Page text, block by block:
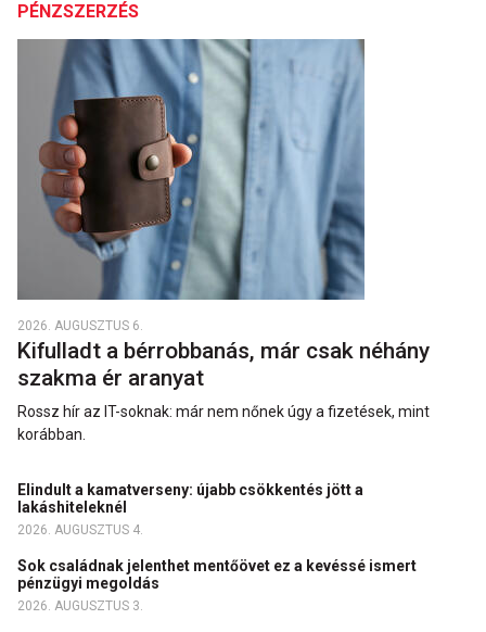
PÉNZSZERZÉS
2026. AUGUSZTUS 6.
Kifulladt a bérrobbanás, már csak néhány
szakma ér aranyat
Rossz hír az IT-soknak: már nem nőnek úgy a fizetések, mint
korábban.
Elindult a kamatverseny: újabb csökkentés jött a
lakáshiteleknél
2026. AUGUSZTUS 4.
Sok családnak jelenthet mentőövet ez a kevéssé ismert
pénzügyi megoldás
2026. AUGUSZTUS 3.